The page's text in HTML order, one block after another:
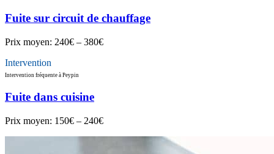
Fuite sur circuit de chauffage
Prix moyen: 240€ – 380€
Intervention
Intervention fréquente à Peypin
Fuite dans cuisine
Prix moyen: 150€ – 240€